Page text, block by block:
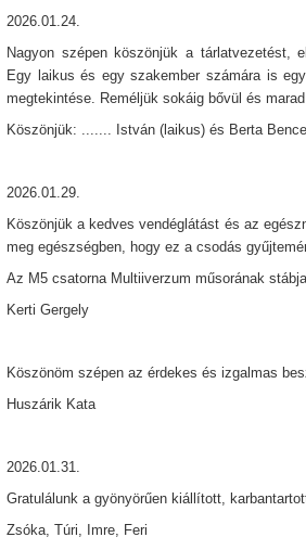
2026.01.24.
Nagyon szépen köszönjük a tárlatvezetést,
Egy laikus és egy szakember számára is
megtekintése. Reméljük sokáig bővül és
Köszönjük: ....... István (laikus) és Berta Bence
2026.01.29.
Köszönjük a kedves vendéglátást és az
meg egészségben, hogy ez a csodás
Az M5 csatorna Multiiverzum műsorának
Kerti Gergely
Köszönöm szépen az érdekes és izgalmas
Huszárik Kata
2026.01.31.
Gratulálunk a gyönyörűen kiállított,
Zsóka, Túri, Imre, Feri